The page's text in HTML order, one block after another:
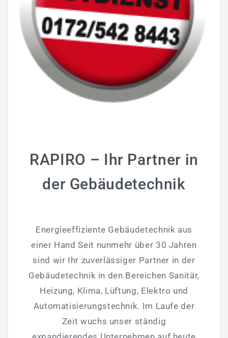
RAPIRO – Ihr Partner in
der Gebäudetechnik
Energieeffiziente Gebäudetechnik aus
einer Hand Seit nunmehr über 30 Jahren
sind wir Ihr zuverlässiger Partner in der
Gebäudetechnik in den Bereichen Sanitär,
Heizung, Klima, Lüftung, Elektro und
Automatisierungstechnik. Im Laufe der
Zeit wuchs unser ständig